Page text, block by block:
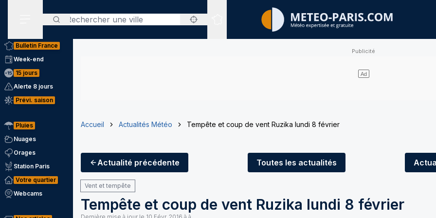
Rechercher
Sites expertisés
Bulletin France
Week-end
15 jours
Alerte 8 jours
Prévi. saison
Pluies
Nuages
Orages
Station Paris
Votre quartier
Webcams
Accueil Actualités Météo Tempête et coup de vent Ruzika lundi 8 février
Actualité précédente Toutes les actualités
Vent et tempête
Tempête et coup de vent Ruzika lundi 8 février